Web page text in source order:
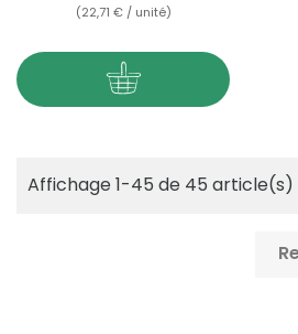
(22,71 € / unité)
Affichage 1-45 de 45 article(s)